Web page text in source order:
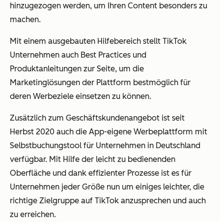
hinzugezogen werden, um Ihren Content besonders zu
machen.
Mit einem ausgebauten Hilfebereich stellt TikTok
Unternehmen auch Best Practices und
Produktanleitungen zur Seite, um die
Marketinglösungen der Plattform bestmöglich für
deren Werbeziele einsetzen zu können.
Zusätzlich zum Geschäftskundenangebot ist seit
Herbst 2020 auch die App-eigene Werbeplattform mit
Selbstbuchungstool für Unternehmen in Deutschland
verfügbar. Mit Hilfe der leicht zu bedienenden
Oberfläche und dank effizienter Prozesse ist es für
Unternehmen jeder Größe nun um einiges leichter, die
richtige Zielgruppe auf TikTok anzusprechen und auch
zu erreichen.